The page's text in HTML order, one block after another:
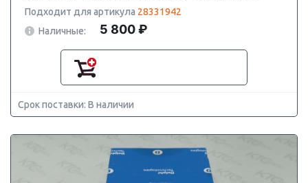
Подходит для артикула 28331942
Наличные:
5 800 ₽
Срок поставки: В наличии